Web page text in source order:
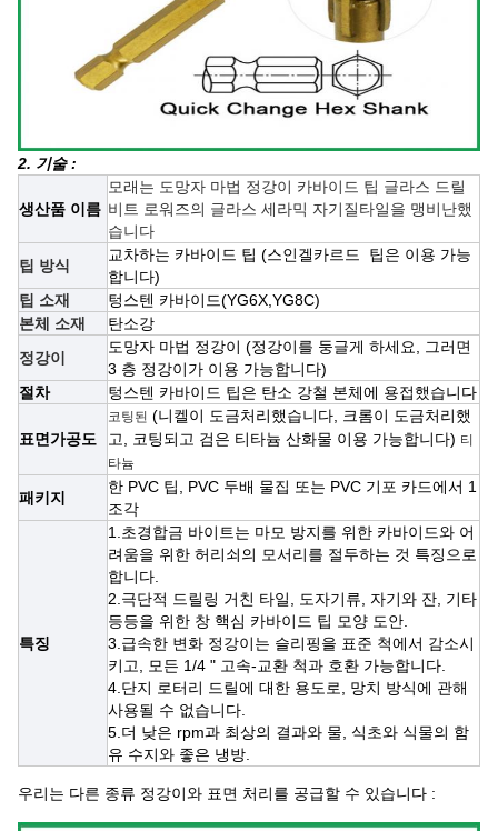
2. 기술 :
생산품 이름
모래는 도망자 마법 정강이 카바이드 팁 글라스 드릴
비트 로워즈의 글라스 세라믹 자기질타일을 맹비난했
습니다
팁 방식
교차하는 카바이드 팁 (스인겔카르드
팁은 이용 가능
합니다)
팁 소재
텅스텐 카바이드(YG6X,YG8C)
본체 소재
탄소강
정강이
도망자 마법 정강이 (정강이를 둥글게 하세요, 그러면
3 층 정강이가 이용 가능합니다)
절차
텅스텐 카바이드 팁은 탄소 강철 본체에 용접했습니다
표면가공도
코팅된 (니켈이 도금처리했습니다, 크롬이 도금처리했
고, 코팅되고 검은 티타늄 산화물 이용 가능합니다) 티
타늄
패키지
한 PVC 팁, PVC 두배 물집 또는 PVC 기포 카드에서 1
조각
특징
1.초경합금 바이트는 마모 방지를 위한 카바이드와 어
려움을 위한 허리쇠의 모서리를 절두하는 것 특징으로
합니다.
2.극단적 드릴링 거친 타일, 도자기류, 자기와 잔, 기타
등등을 위한 창 핵심 카바이드 팁 모양 도안.
3.급속한 변화 정강이는 슬리핑을 표준 척에서 감소시
키고, 모든 1/4 " 고속-교환 척과 호환 가능합니다.
4.단지 로터리 드릴에 대한 용도로, 망치 방식에 관해
사용될 수 없습니다.
5.더 낮은 rpm과 최상의 결과와 물, 식초와 식물의 함
유 수지와 좋은 냉방.
우리는 다른 종류 정강이와 표면 처리를 공급할 수 있습니다 :